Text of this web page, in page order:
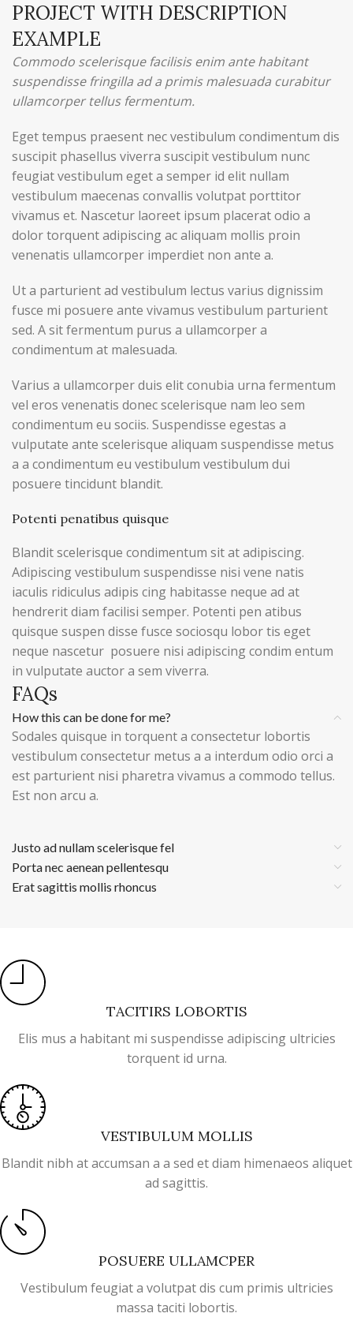
PROJECT WITH DESCRIPTION
EXAMPLE
Commodo scelerisque facilisis enim ante habitant
suspendisse fringilla ad a primis malesuada curabitur
ullamcorper tellus fermentum.
Eget tempus praesent nec vestibulum condimentum dis
suscipit phasellus viverra suscipit vestibulum nunc
feugiat vestibulum eget a semper id elit nullam
vestibulum maecenas convallis volutpat porttitor
vivamus et. Nascetur laoreet ipsum placerat odio a
dolor torquent adipiscing ac aliquam mollis proin
venenatis ullamcorper imperdiet non ante a.
Ut a parturient ad vestibulum lectus varius dignissim
fusce mi posuere ante vivamus vestibulum parturient
sed. A sit fermentum purus a ullamcorper a
condimentum at malesuada.
Varius a ullamcorper duis elit conubia urna fermentum
vel eros venenatis donec scelerisque nam leo sem
condimentum eu sociis. Suspendisse egestas a
vulputate ante scelerisque aliquam suspendisse metus
a a condimentum eu vestibulum vestibulum dui
posuere tincidunt blandit.
Potenti penatibus quisque
Blandit scelerisque condimentum sit at adipiscing.
Adipiscing vestibulum suspendisse nisi vene natis
iaculis ridiculus adipis cing habitasse neque ad at
hendrerit diam facilisi semper. Potenti pen atibus
quisque suspen disse fusce sociosqu lobor tis eget
neque nascetur posuere nisi adipiscing condim entum
in vulputate auctor a sem viverra.
FAQs
How this can be done for me?
Sodales quisque in torquent a consectetur lobortis
vestibulum consectetur metus a a interdum odio orci a
est parturient nisi pharetra vivamus a commodo tellus.
Est non arcu a.
Justo ad nullam scelerisque fel
Porta nec aenean pellentesqu
Erat sagittis mollis rhoncus
TACITIRS LOBORTIS
Elis mus a habitant mi suspendisse adipiscing ultricies
torquent id urna.
VESTIBULUM MOLLIS
Blandit nibh at accumsan a a sed et diam himenaeos aliquet
ad sagittis.
POSUERE ULLAMCPER
Vestibulum feugiat a volutpat dis cum primis ultricies
massa taciti lobortis.